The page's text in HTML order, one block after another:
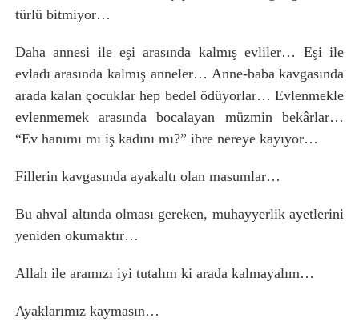
türlü bitmiyor…
Daha annesi ile eşi arasında kalmış evliler… Eşi ile
evladı arasında kalmış anneler… Anne-baba kavgasında
arada kalan çocuklar hep bedel ödüyorlar… Evlenmekle
evlenmemek arasında bocalayan müzmin bekârlar…
“Ev hanımı mı iş kadını mı?” ibre nereye kayıyor…
Fillerin kavgasında ayakaltı olan masumlar…
Bu ahval altında olması gereken, muhayyerlik ayetlerini
yeniden okumaktır…
Allah ile aramızı iyi tutalım ki arada kalmayalım…
Ayaklarımız kaymasın…